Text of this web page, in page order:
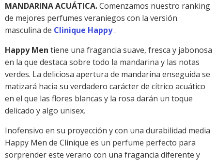
MANDARINA ACUÁTICA.Comenzamos nuestro ranking
de mejores perfumes veraniegos con la versión
masculina de Clinique Happy.
Happy Men tiene una fragancia suave, fresca y jabonosa
en la que destaca sobre todo la mandarina y las notas
verdes. La deliciosa apertura de mandarina enseguida se
matizará hacia su verdadero carácter de cítrico acuático
en el que las flores blancas y la rosa darán un toque
delicado y algo unisex.
Inofensivo en su proyección y con una durabilidad media
Happy Men de Clinique es un perfume perfecto para
sorprender este verano con una fragancia diferente y